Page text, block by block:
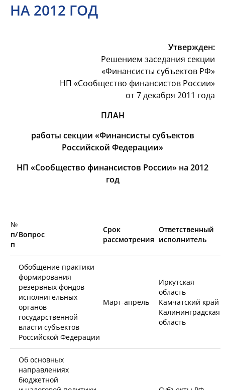
НА 2012 ГОД
Утвержден:
Решением заседания секции
«Финансисты субъектов РФ»
НП «Сообщество финансистов России»
от 7 декабря 2011 года
ПЛАН
работы секции «Финансисты субъектов
Российской Федерации»
НП «Сообщество финансистов России» на 2012
год
№
п/
п
Вопрос
Срок
рассмотрения
Ответственный
исполнитель
Обобщение практики
формирования
резервных фондов
исполнительных
органов
государственной
власти субъектов
Российской Федерации
Март-апрель
Иркутская
область
Камчатский край
Калининградская
область
Об основных
направлениях
бюджетной